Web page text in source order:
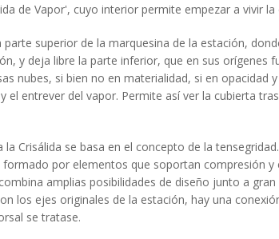
de Vapor', cuyo interior permite empezar a vivir
parte superior de la marquesina de la estación,
y deja libre la parte inferior, que en sus orígenes
nubes, si bien no en materialidad, si en opacidad
el entrever del vapor. Permite así ver la cubierta
la Crisálida se basa en el concepto de la
por elementos que soportan compresión
amplias posibilidades de diseño junto a
los ejes originales de la estación, hay una
se tratase.